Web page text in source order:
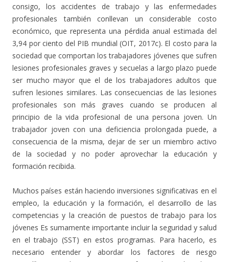
consigo, los accidentes de trabajo y las enfermedades
profesionales también conllevan un considerable costo
económico, que representa una pérdida anual estimada del
3,94 por ciento del PIB mundial (OIT, 2017c). El costo para la
sociedad que comportan los trabajadores jóvenes que sufren
lesiones profesionales graves y secuelas a largo plazo puede
ser mucho mayor que el de los trabajadores adultos que
sufren lesiones similares. Las consecuencias de las lesiones
profesionales son más graves cuando se producen al
principio de la vida profesional de una persona joven. Un
trabajador joven con una deficiencia prolongada puede, a
consecuencia de la misma, dejar de ser un miembro activo
de la sociedad y no poder aprovechar la educación y
formación recibida.
Muchos países están haciendo inversiones significativas en el
empleo, la educación y la formación, el desarrollo de las
competencias y la creación de puestos de trabajo para los
jóvenes Es sumamente importante incluir la seguridad y salud
en el trabajo (SST) en estos programas. Para hacerlo, es
necesario entender y abordar los factores de riesgo